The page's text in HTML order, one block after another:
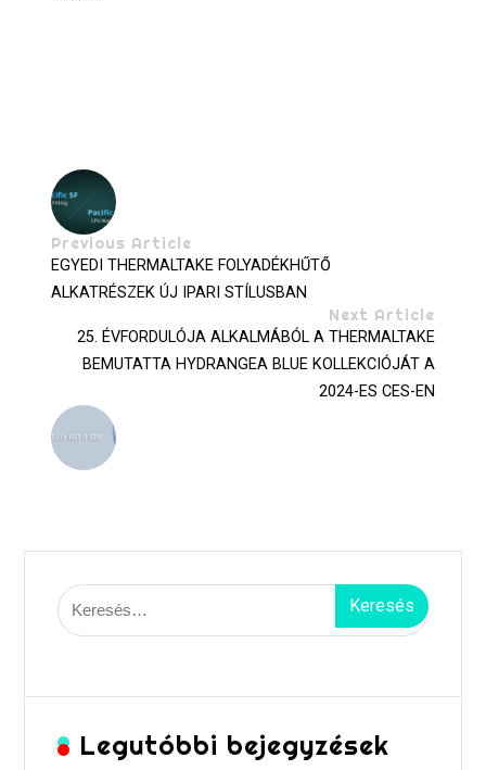
Previous Article
EGYEDI THERMALTAKE FOLYADÉKHŰTŐ
ALKATRÉSZEK ÚJ IPARI STÍLUSBAN
Next Article
25. ÉVFORDULÓJA ALKALMÁBÓL A THERMALTAKE
BEMUTATTA HYDRANGEA BLUE KOLLEKCIÓJÁT A
2024-ES CES-EN
Keresés:
Legutóbbi bejegyzések